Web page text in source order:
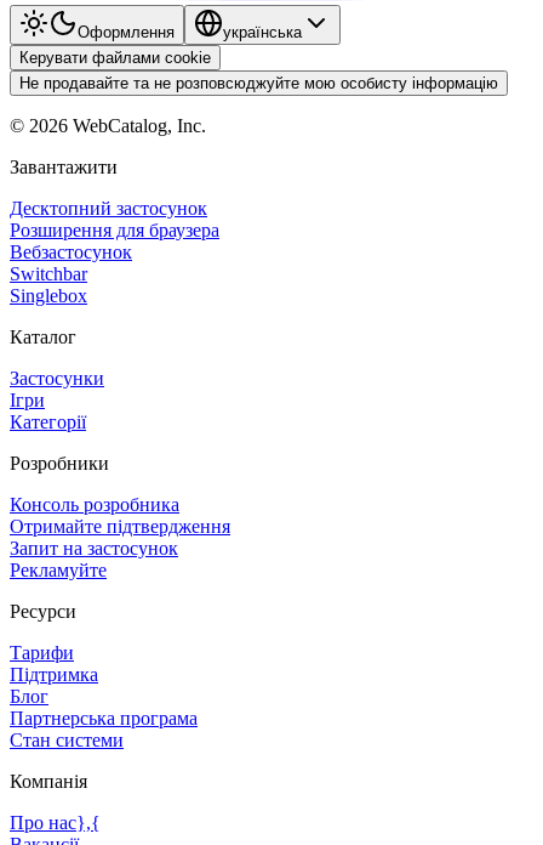
Оформлення
українська
Керувати файлами cookie
Не продавайте та не розповсюджуйте мою особисту інформацію
© 2026 WebCatalog, Inc.
Завантажити
Десктопний застосунок
Розширення для браузера
Вебзастосунок
Switchbar
Singlebox
Каталог
Застосунки
Ігри
Категорії
Розробники
Консоль розробника
Отримайте підтвердження
Запит на застосунок
Рекламуйте
Ресурси
Тарифи
Підтримка
Блог
Партнерська програма
Стан системи
Компанія
Про нас},{